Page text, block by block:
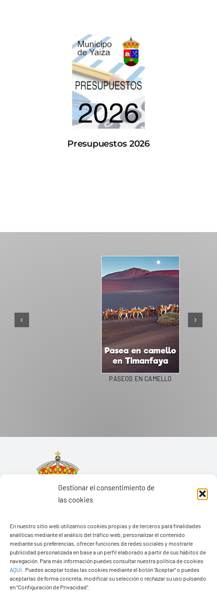
Gestionar el consentimiento de
las cookies
En nuestro sitio web utilizamos cookies propias y de terceros para finalidades
analíticas mediante el análisis del tráfico web, personalizar el contenido
mediante sus preferencias, ofrecer funciones de redes sociales y mostrarle
publicidad personalizada en base a un perfil elaborado a partir de sus hábitos de
navegación. Para más información puedes consultar nuestra política de cookies
AQUÍ
Puedes aceptar todas las cookies mediante el botón “Aceptar” o puedes
aceptarlas de forma concreta, modificar su selección o rechazar su uso pulsando
en “Configuración de Privacidad”.
Presupuestos 2026
PASEOS EN CAMELLO
Ayuntamiento de Yaiza